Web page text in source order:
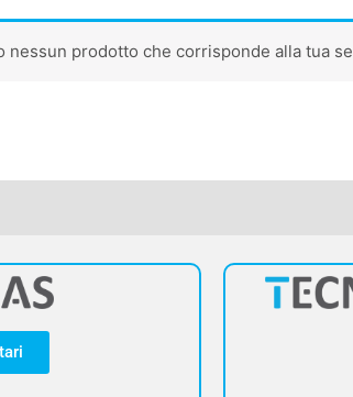
nessun prodotto che corrisponde alla tua